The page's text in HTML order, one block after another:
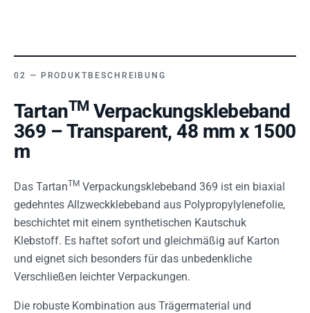
PRODUKTBESCHREIBUNG
TartanTM Verpackungsklebeband
369 – Transparent, 48 mm x 1500
m
Das TartanTM Verpackungsklebeband 369 ist ein biaxial
gedehntes Allzweckklebeband aus Polypropylylenefolie,
beschichtet mit einem synthetischen Kautschuk
Klebstoff. Es haftet sofort und gleichmäßig auf Karton
und eignet sich besonders für das unbedenkliche
Verschließen leichter Verpackungen.
Die robuste Kombination aus Trägermaterial und